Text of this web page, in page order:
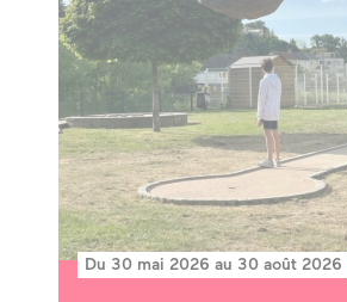
Du 30 mai 2026 au 30 août 2026